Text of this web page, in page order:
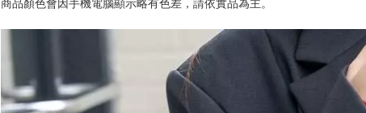
商品顏色會因手機電腦顯示略有色差，請依實品為主。